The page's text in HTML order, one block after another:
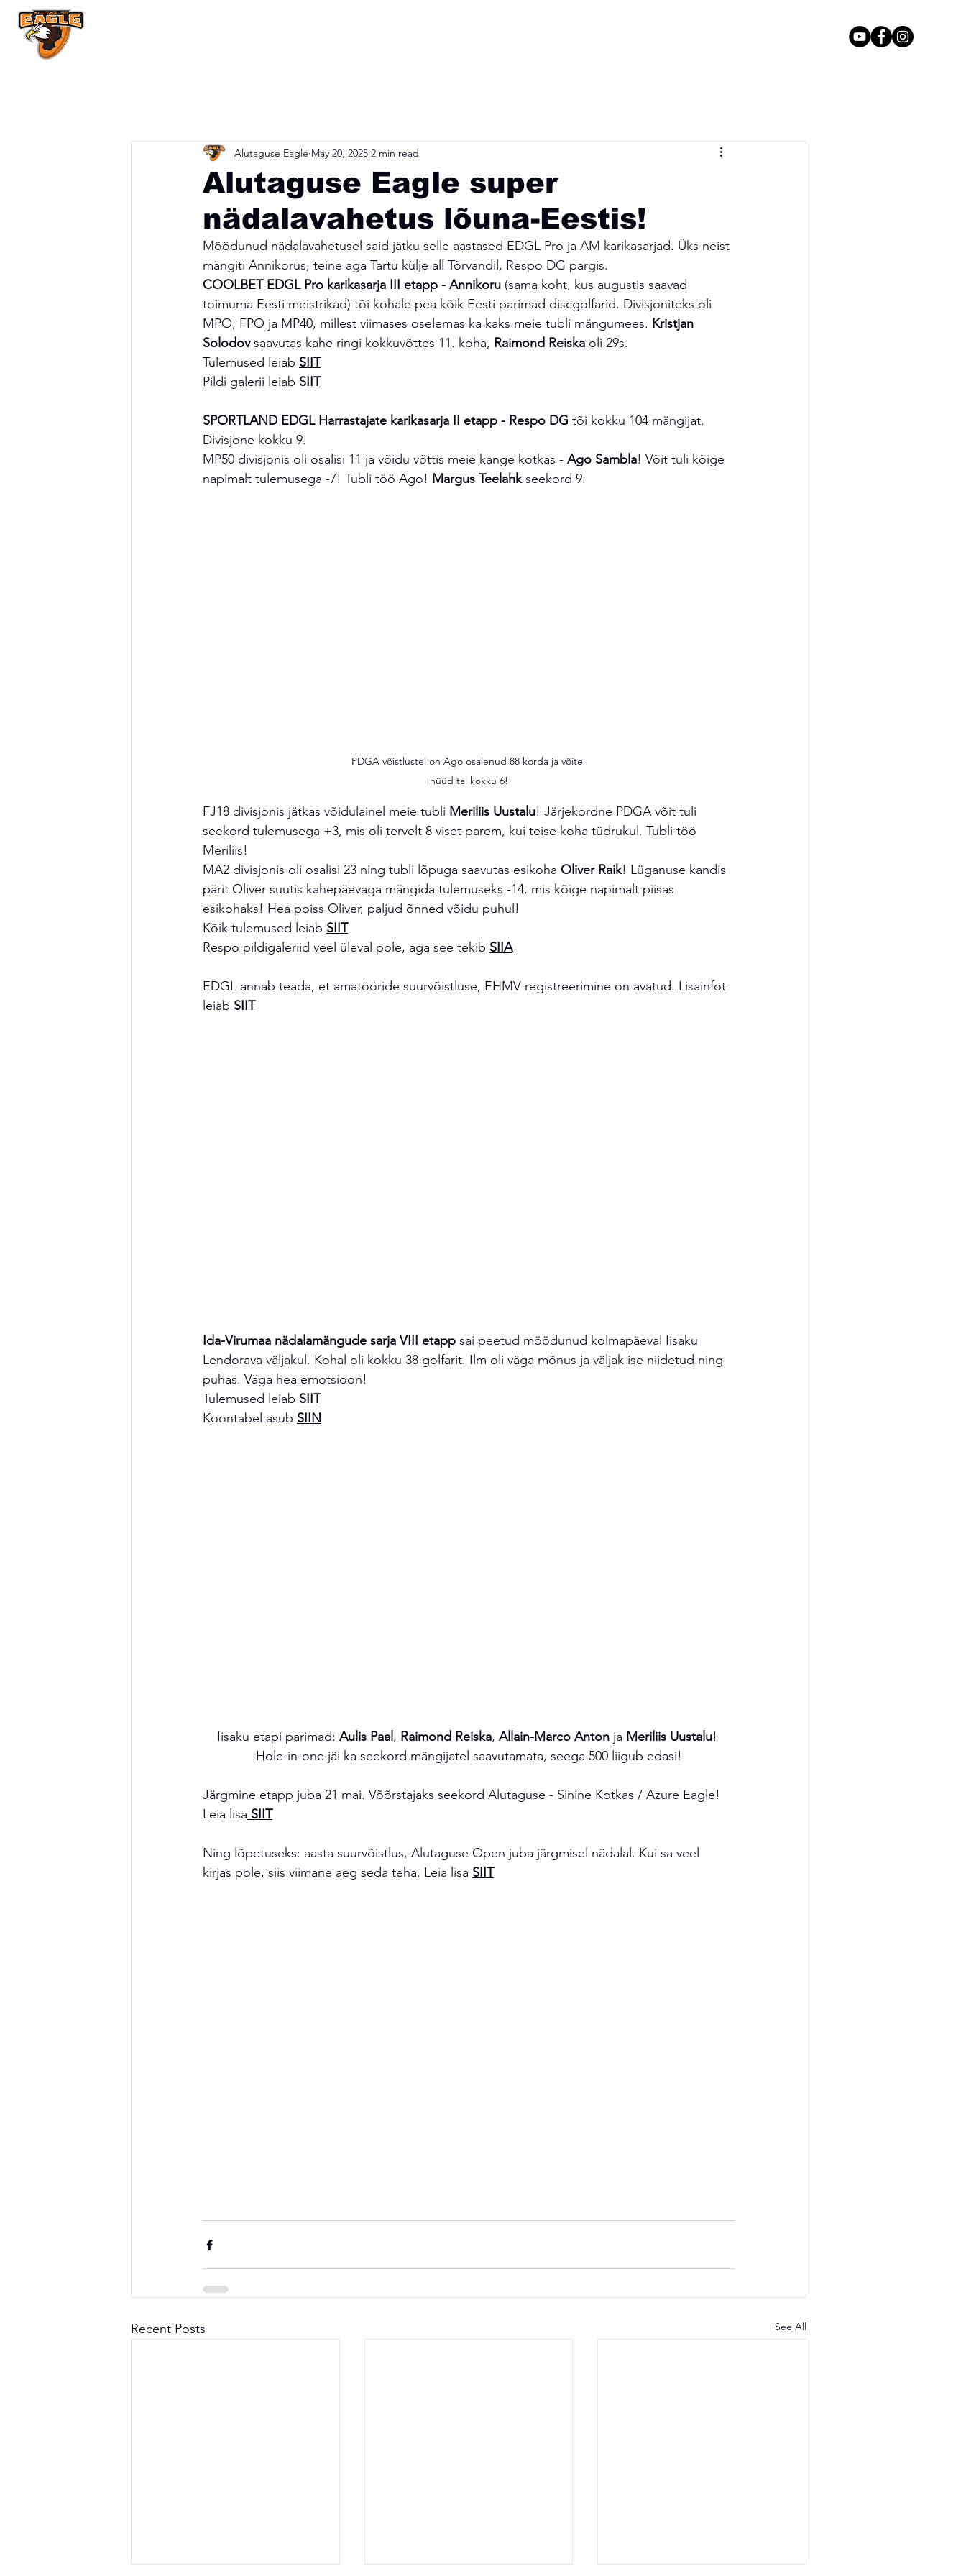
Alutaguse Eagle super
nädalavahetus lõuna-Eestis!
Alutaguse Eagle May 20, 2025 2 min read
Möödunud nädalavahetusel said jätku selle aastased EDGL Pro ja AM karikasarjad. Üks neist
mängiti Annikorus, teine aga Tartu külje all Tõrvandil, Respo DG pargis.
COOLBET EDGL Pro karikasarja III etapp - Annikoru (sama koht, kus augustis saavad
toimuma Eesti meistrikad) tõi kohale pea kõik Eesti parimad discgolfarid. Divisjoniteks oli
MPO, FPO ja MP40, millest viimases oselemas ka kaks meie tubli mängumees. Kristjan
Solodov saavutas kahe ringi kokkuvõttes 11. koha, Raimond Reiska oli 29s.
Tulemused leiab SIIT
Pildi galerii leiab SIIT
SPORTLAND EDGL Harrastajate karikasarja II etapp - Respo DG tõi kokku 104 mängijat.
Divisjone kokku 9.
MP50 divisjonis oli osalisi 11 ja võidu võttis meie kange kotkas - Ago Sambla! Võit tuli kõige
napimalt tulemusega -7! Tubli töö Ago! Margus Teelahk seekord 9.
PDGA võistlustel on Ago osalenud 88 korda ja võite
nüüd tal kokku 6!
FJ18 divisjonis jätkas võidulainel meie tubli Meriliis Uustalu! Järjekordne PDGA võit tuli
seekord tulemusega +3, mis oli tervelt 8 viset parem, kui teise koha tüdrukul. Tubli töö
Meriliis!
MA2 divisjonis oli osalisi 23 ning tubli lõpuga saavutas esikoha Oliver Raik! Lüganuse kandis
pärit Oliver suutis kahepäevaga mängida tulemuseks -14, mis kõige napimalt piisas
esikohaks! Hea poiss Oliver, paljud õnned võidu puhul!
Kõik tulemused leiab SIIT
Respo pildigaleriid veel üleval pole, aga see tekib SIIA
EDGL annab teada, et amatööride suurvõistluse, EHMV registreerimine on avatud. Lisainfot
leiab SIIT
Ida-Virumaa nädalamängude sarja VIII etapp sai peetud möödunud kolmapäeval Iisaku
Lendorava väljakul. Kohal oli kokku 38 golfarit. Ilm oli väga mõnus ja väljak ise niidetud ning
puhas. Väga hea emotsioon!
Tulemused leiab SIIT
Koontabel asub SIIN
Iisaku etapi parimad: Aulis Paal , Raimond Reiska, Allain-Marco Anton ja Meriliis Uustalu!
Hole-in-one jäi ka seekord mängijatel saavutamata, seega 500 liigub edasi!
Järgmine etapp juba 21 mai. Võõrstajaks seekord Alutaguse - Sinine Kotkas / Azure Eagle!
Leia lisa SIIT
Ning lõpetuseks: aasta suurvõistlus, Alutaguse Open juba järgmisel nädalal. Kui sa veel
kirjas pole, siis viimane aeg seda teha. Leia lisa SIIT
Recent Posts See All